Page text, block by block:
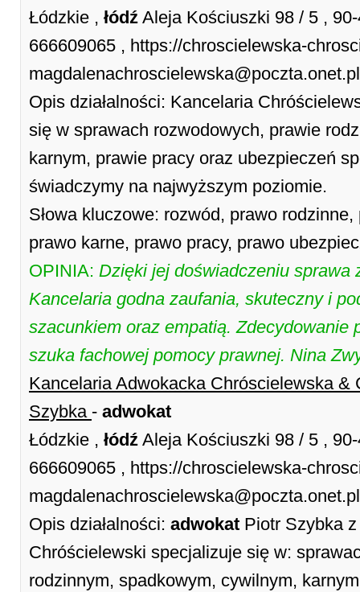
Łódzkie , łódź Aleja Kościuszki 98 / 5 ,
666609065 , https://chroscielewska-
magdalenachroscielewska@poczta.onet.pl
Opis działalności: Kancelaria
się w sprawach rozwodowych, prawie
karnym, prawie pracy oraz ubezpieczeń
świadczymy na najwyższym poziomie.
Słowa kluczowe: rozwód, prawo
prawo karne, prawo pracy, prawo
OPINIA: Dzięki jej doświadczeniu sprawa
Kancelaria godna zaufania, skuteczny i
szacunkiem oraz empatią. Zdecydowanie
szuka fachowej pomocy prawnej. Nina
Kancelaria Adwokacka Chróscielewska
Szybka - adwokat
Łódzkie , łódź Aleja Kościuszki 98 / 5 ,
666609065 , https://chroscielewska-
magdalenachroscielewska@poczta.onet.pl
Opis działalności: adwokat Piotr Szybka
Chróścielewski specjalizuje się w:
rodzinnym, spadkowym, cywilnym,